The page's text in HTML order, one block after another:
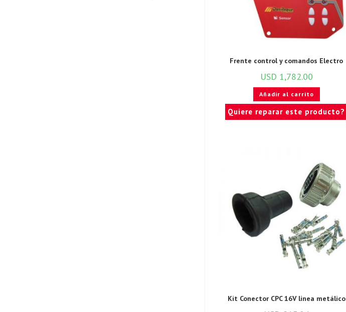
Frente control y comandos Electro
USD 1,782.00
Añadir al carrito
Quiere reparar este producto?
Kit Conector CPC 16V linea metálico